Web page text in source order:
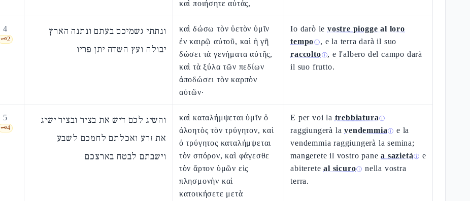
καὶ ποιήσητε αὐτάς,
4
🗝️2
ונתתי גשמיכם בעתם ונתנה הארץ
יבולה ועץ השדה יתן פריו
καὶ δώσω τὸν ὑετὸν ὑμῖν
ἐν καιρῷ αὐτοῦ, καὶ ἡ γῆ
δώσει τὰ γενήματα αὐτῆς,
καὶ τὰ ξύλα τῶν πεδίων
ἀποδώσει τὸν καρπὸν
αὐτῶν·
Io darò levostre piogge al loro
tempoⓘ, e la terra darà il suo
raccoltoⓘ, e l'albero del campo darà
il suo frutto.
5
🗝️4
והשיג לכם דיש את בציר ובציר ישיג
את זרע ואכלתם לחמכם לשבע
וישבתם לבטח בארצכם
καὶ καταλήμψεται ὑμῖν ὁ
ἀλοητὸς τὸν τρύγητον, καὶ
ὁ τρύγητος καταλήμψεται
τὸν σπόρον, καὶ φάγεσθε
τὸν ἄρτον ὑμῶν εἰς
πλησμονὴν καὶ
κατοικήσετε μετὰ
E per voi la trebbiatura ⓘ
raggiungerà lavendemmia ⓘ e la
vendemmia raggiungerà la semina;
mangerete il vostro panea sazietà ⓘ e
abitereteal sicuroⓘ nella vostra
terra.